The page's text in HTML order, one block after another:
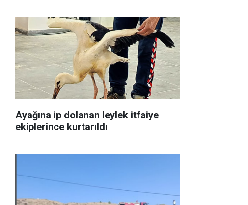
Ayağına ip dolanan leylek itfaiye
ekiplerince kurtarıldı